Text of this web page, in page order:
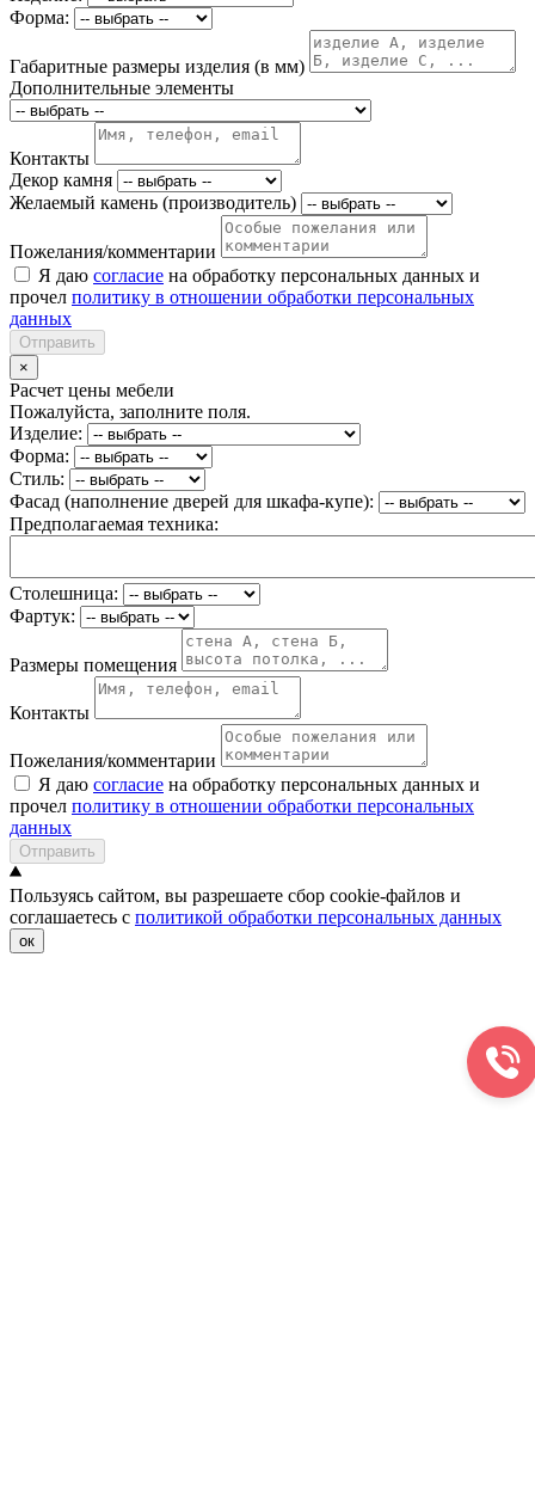
Форма:
Габаритные размеры изделия (в мм)
Дополнительные элементы
Контакты
Декор камня
Желаемый камень (производитель)
Пожелания/комментарии
Я даю согласие на обработку персональных данных и
прочел политику в отношении обработки персональных
данных
Отправить
×
Расчет цены мебели
Пожалуйста, заполните поля.
Изделие:
Форма:
Стиль:
Фасад (наполнение дверей для шкафа-купе):
Предполагаемая техника:
Столешница:
Фартук:
Размеры помещения
Контакты
Пожелания/комментарии
Я даю согласие на обработку персональных данных и
прочел политику в отношении обработки персональных
данных
Отправить
Пользуясь сайтом, вы разрешаете сбор cookie-файлов и
соглашаетесь с политикой обработки персональных данных
ок